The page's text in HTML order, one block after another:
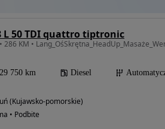
L 50 TDI quattro tiptronic
29 750 km Diesel
(Kujawsko-pomorskie)
• Podbite